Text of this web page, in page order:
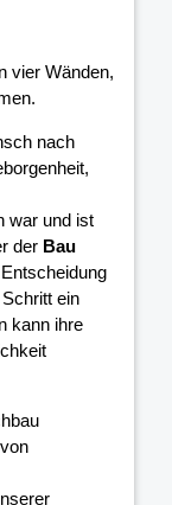
vier Wänden,
nach
war und ist
der Bau
ein
kann ihre